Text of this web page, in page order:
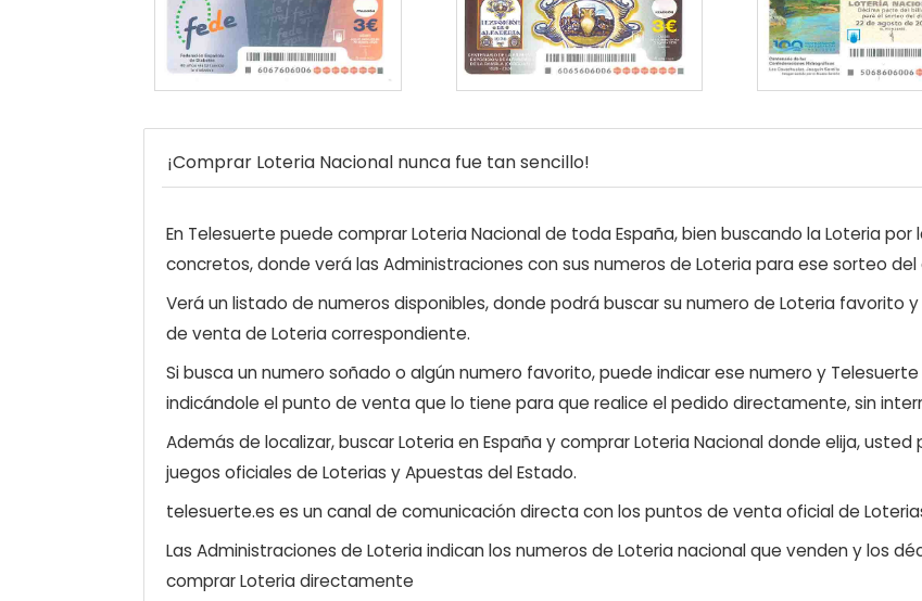
¡Comprar Loteria Nacional nunca fue tan sencillo!
En Telesuerte puede comprar Loteria Nacional de toda España, bien buscando la Loteria
concretos, donde verá las Administraciones con sus numeros de Loteria para ese sorteo
Verá un listado de numeros disponibles, donde podrá buscar su numero de Loteria favorito
de venta de Loteria correspondiente.
Si busca un numero soñado o algún numero favorito, puede indicar ese numero y
indicándole el punto de venta que lo tiene para que realice el pedido directamente, sin
Además de localizar, buscar Loteria en España y comprar Loteria Nacional donde elija,
juegos oficiales de Loterias y Apuestas del Estado.
telesuerte.es es un canal de comunicación directa con los puntos de venta oficial de
Las Administraciones de Loteria indican los numeros de Loteria nacional que venden y los
comprar Loteria directamente